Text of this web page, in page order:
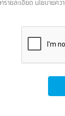
ารายละเอียด นโยบาย